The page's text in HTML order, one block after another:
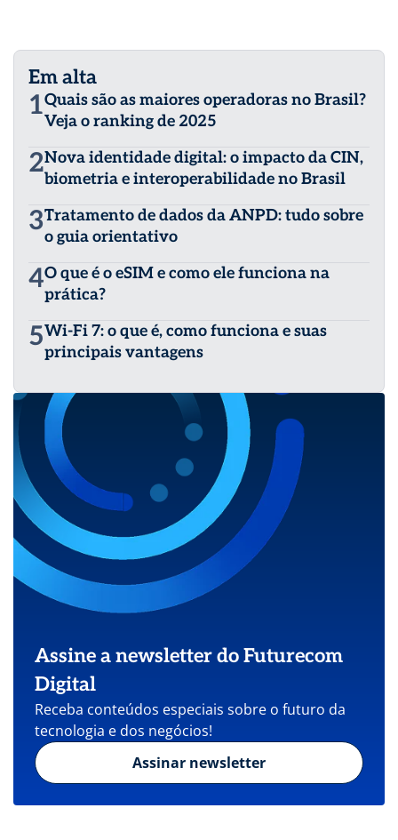
Em alta
1Quais são as maiores operadoras no Brasil?
Veja o ranking de 2025
2Nova identidade digital: o impacto da CIN,
biometria e interoperabilidade no Brasil
3Tratamento de dados da ANPD: tudo sobre
o guia orientativo
4O que é o eSIM e como ele funciona na
prática?
5Wi-Fi 7: o que é, como funciona e suas
principais vantagens
Assine a newsletter do Futurecom
Digital
Receba conteúdos especiais sobre o futuro da
tecnologia e dos negócios!
Assinar newsletter